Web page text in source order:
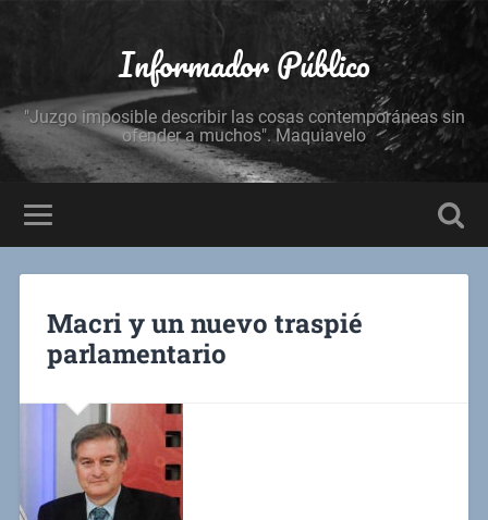
Informador Público
"Juzgo imposible describir las cosas contemporáneas sin
ofender a muchos". Maquiavelo
Macri y un nuevo traspié
parlamentario